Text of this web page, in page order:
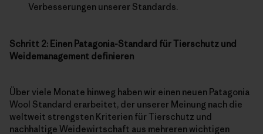
Verbesserungen unserer Standards.
Schritt 2: Einen Patagonia-Standard für Tierschutz und
Weidemanagement definieren
Über viele Monate hinweg haben wir einen neuen Patagonia
Wool Standard erarbeitet, der unserer Meinung nach die
weltweit strengsten Kriterien für Tierschutz und
nachhaltige Weidewirtschaft aus mehreren wichtigen